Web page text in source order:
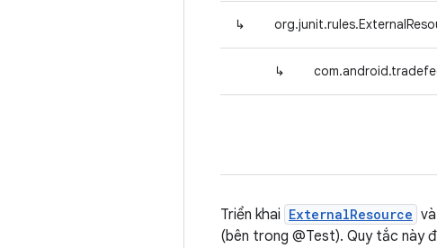
↳
↳
Triển khai ExternalResource và
(bên trong @Test). Quy tắc này